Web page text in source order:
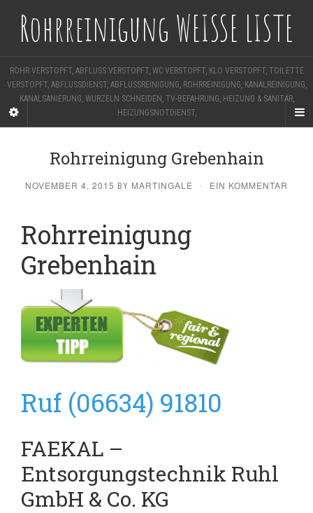
Rohrreinigung WEISSE LISTE
ROHR VERSTOPFT, ABFLUSS VERSTOPFT, WC VERSTOPFT, KLO VERSTOPFT, TOILETTE
VERSTOPFT, ABFLUSSDIENST, ABFLUSSREINIGUNG, ROHRREINIGUNG, KANALREINIGUNG,
KANALSANIERUNG, WURZELN SCHNEIDEN, TV-BEFAHRUNG, HEIZUNG & SANITÄR,
HEIZUNGSNOTDIENST,
Rohrreinigung Grebenhain
NOVEMBER 4, 2015 BY MARTINGALE · EIN KOMMENTAR
Rohrreinigung
Grebenhain
Ruf (06634) 91810
FAEKAL –
Entsorgungstechnik Ruhl
GmbH & Co. KG